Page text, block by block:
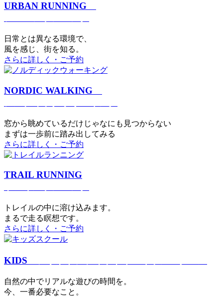
URBAN RUNNING
日常とは異なる環境で、
風を感じ、街を知る。
さらに詳しく・ご予約
NORDIC WALKING
窓から眺めているだけじゃなにも見つからない
まずは一歩前に踏み出してみる
さらに詳しく・ご予約
TRAIL RUNNING
トレイルの中に溶け込みます。
まるで⾛る瞑想です。
さらに詳しく・ご予約
KIDS
⾃然の中でリアルな遊びの時間を。
今、⼀番必要なこと。